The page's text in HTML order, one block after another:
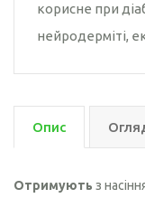
корисне при
нейродерміті,
надійшли в
Опис
Отримують з